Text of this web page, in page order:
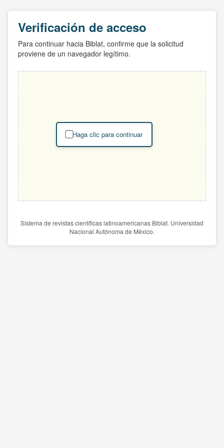
Verificación de acceso
Para continuar hacia Biblat, confirme que la solicitud
proviene de un navegador legítimo.
Haga clic para continuar
Sistema de revistas científicas latinoamericanas Biblat. Universidad
Nacional Autónoma de México.